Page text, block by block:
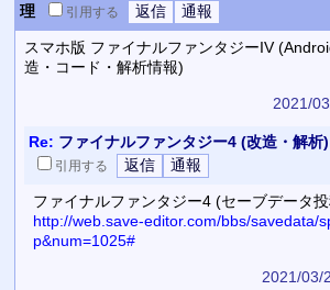
理
引用する
スマホ版 ファイナルファンタジーIV
造・コード・解析情報)
2021/
Re: ファイナルファンタジー4 (改造・解析)
引用する
ファイナルファンタジー4 (セーブデータ
http://web.save-editor.com/bbs/savedata/
p&num=1025#
2021/03/